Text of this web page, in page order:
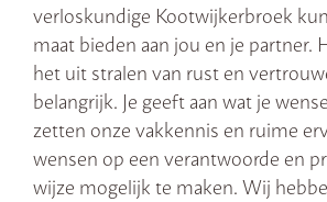
verloskundige Kootwijkerbroek
maat bieden aan jou en je partner.
het uit stralen van rust en
belangrijk. Je geeft aan wat je
zetten onze vakkennis en ruime
wensen op een verantwoorde en
wijze mogelijk te maken. Wij